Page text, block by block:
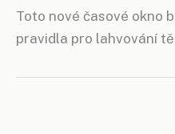
Toto nové časové okno
pravidla pro lahvování